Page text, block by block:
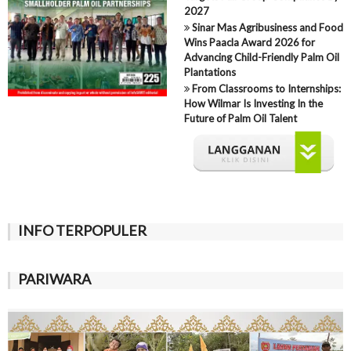
2027
Sinar Mas Agribusiness and Food
Wins Paacla Award 2026 for
Advancing Child-Friendly Palm Oil
Plantations
From Classrooms to Internships:
How Wilmar Is Investing In the
Future of Palm Oil Talent
INFO TERPOPULER
PARIWARA